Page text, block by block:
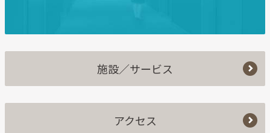
施設／サービス
アクセス